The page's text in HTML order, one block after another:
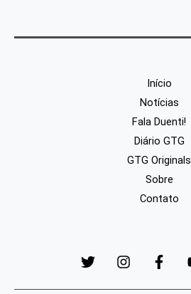
Início
Notícias
Fala Duenti!
Diário GTG
GTG Originals
Sobre
Contato